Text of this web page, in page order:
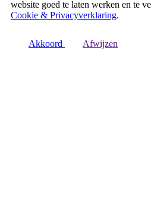
website goed te laten werken en te
Cookie & Privacyverklaring.
Akkoord Afwijzen